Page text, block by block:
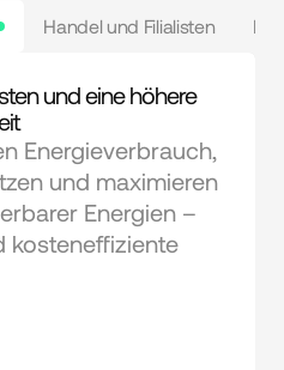
Handel und Filialisten
und eine höhere
Energieverbrauch,
und maximieren
Energien –
kosteneffiziente